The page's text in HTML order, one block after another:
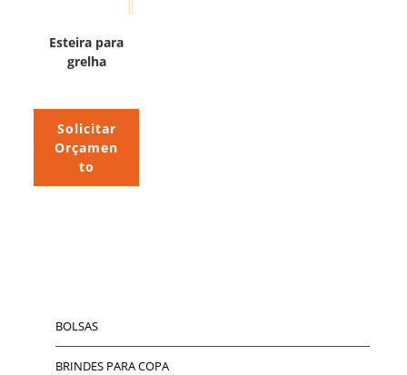
Esteira para
grelha
Solicitar
Orçamen
to
BOLSAS
BRINDES PARA COPA